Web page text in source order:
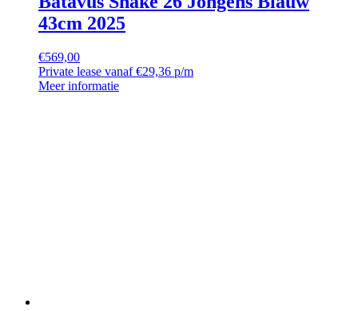
43cm 2025
€569,00
Private lease vanaf €29,36 p/m
Meer informatie